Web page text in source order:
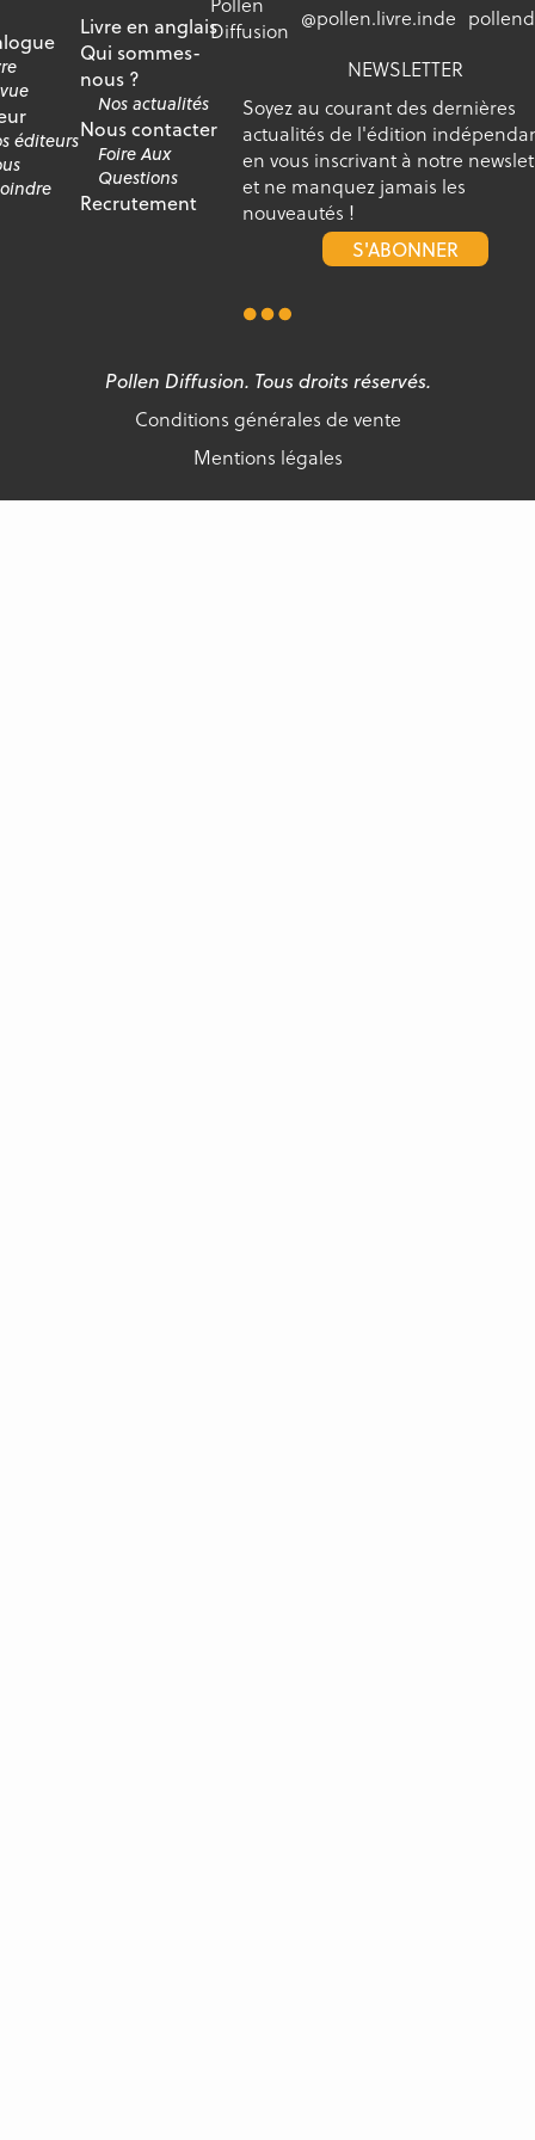
éditeurs
Livre en anglais
Qui sommes-
nous ?
Nos actualités
Nous contacter
Foire Aux
Questions
Recrutement
Diffusion @pollen.livre.inde
NEWSLETTER
Soyez au courant des dernières
actualités de l'édition
en vous inscrivant à notre
et ne manquez jamais les
nouveautés !
S'ABONNER
Pollen Diffusion. Tous droits réservés.
Conditions générales de vente
Mentions légales